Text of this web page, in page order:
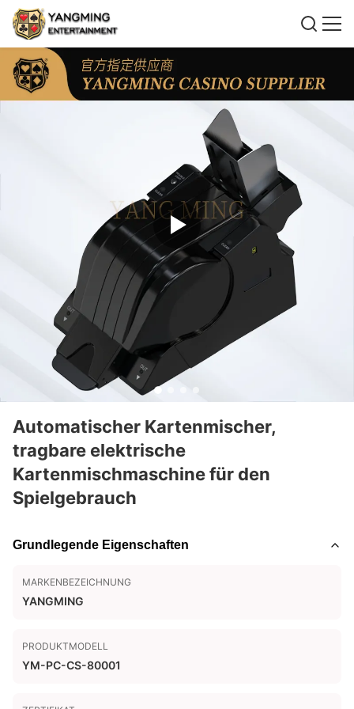
Automatischer Kartenmischer,
tragbare elektrische
Kartenmischmaschine für den
Spielgebrauch
Grundlegende Eigenschaften
MARKENBEZEICHNUNG
YANGMING
PRODUKTMODELL
YM-PC-CS-80001